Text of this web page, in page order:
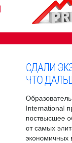
СДАЛИ
ЧТО
International
поствысшее
от самых
экономичных